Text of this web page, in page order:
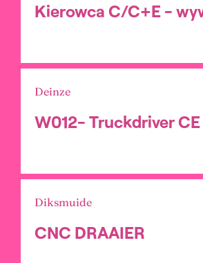
Kierowca C/C+E -
Deinze
W012- Truckdriver
Diksmuide
CNC DRAAIER